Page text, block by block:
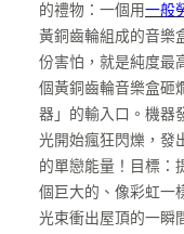
的禮物：一個用一般
黃銅齒輪組成的音樂
份害怕，就是純度最
個黃銅齒輪音樂盒砸
器」的輸入口。機器
光開始瘋狂閃爍，發
的單戀能量！目標：
個巨大的、像彩虹一
光束衝出屋頂的一瞬